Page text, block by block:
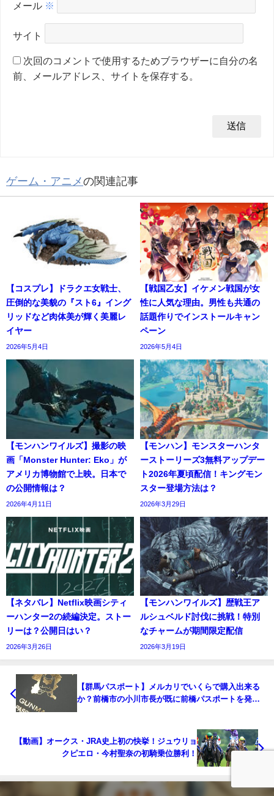
メール ※
サイト
次回のコメントで使用するためブラウザーに自分の名
前、メールアドレス、サイトを保存する。
ゲーム・アニメの関連記事
【コスプレ】ドラクエ女戦士、
圧倒的な美貌の『スト6』イング
リッドなど肉体美が輝く美麗レ
イヤー
2026年5月4日
【戦国乙女】イケメン戦国が女
性に人気な理由。男性も共通の
話題作りでインストールキャン
ペーン
2026年5月4日
【モンハンワイルズ】撮影の映
画「Monster Hunter: Eko」が
アメリカ博物館で上映。日本で
の公開情報は？
2026年4月11日
【モンハン】モンスターハンタ
ーストーリーズ3無料アップデー
ト2026年夏頃配信！キングモン
スター登場方法は？
2026年3月29日
【ネタバレ】Netflix映画シティ
ーハンター2の続編決定。ストー
リーは？公開日はい？
2026年3月26日
【モンハンワイルズ】歴戦王ア
ルシュベルド討伐に挑戦！特別
なチャームが期間限定配信
2026年3月19日
【群馬パスポート】メルカリでいくらで購入出来る
か？前橋市の小川市長が既に前橋パスポートを発行
【動画】オークス・JRA史上初の快挙！ジュウリョ
クピエロ・今村聖奈の初騎乗位勝利！